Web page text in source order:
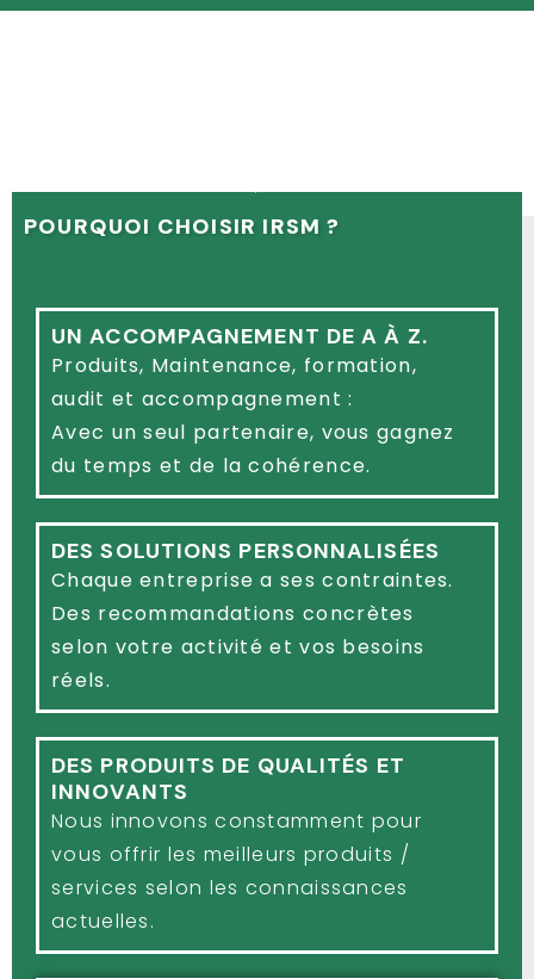
POURQUOI CHOISIR IRSM ?
UN ACCOMPAGNEMENT DE A À Z.
Produits, Maintenance, formation,
audit et accompagnement :
Avec un seul partenaire, vous gagnez
du temps et de la cohérence.
DES SOLUTIONS PERSONNALISÉES
Chaque entreprise a ses contraintes.
Des recommandations concrètes
selon votre activité et vos besoins
réels.
DES PRODUITS DE QUALITÉS ET
INNOVANTS
Nous innovons constamment pour
vous offrir les meilleurs produits /
services selon les connaissances
actuelles.